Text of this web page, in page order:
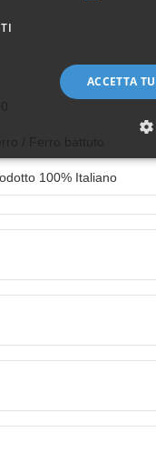
100% Italiano
ACCETTA